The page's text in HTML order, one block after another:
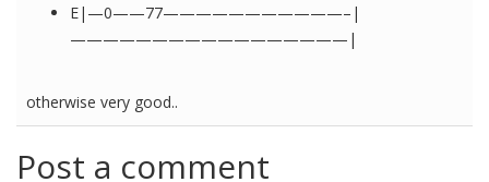
E|—0——77———————————–|
—————————————————|
otherwise very good..
Post a comment